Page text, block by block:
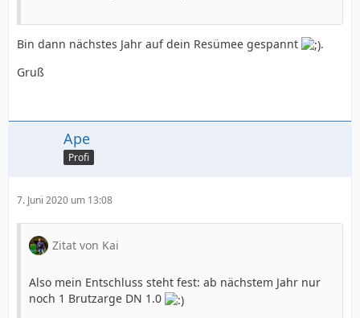
Bin dann nächstes Jahr auf dein Resümee gespannt
.
Gruß
Ape
Profi
7. Juni 2020 um 13:08
Zitat von Kai
Also mein Entschluss steht fest: ab nächstem Jahr nur
noch 1 Brutzarge DN 1.0